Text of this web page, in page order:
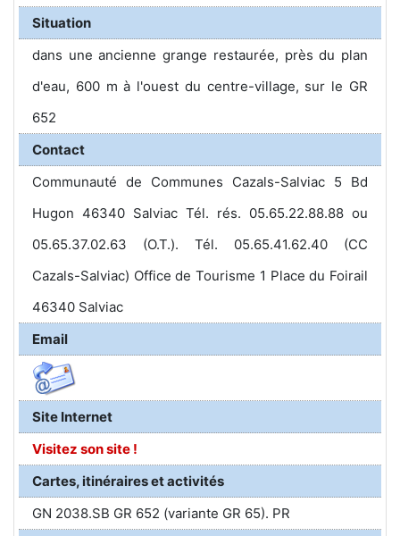
Situation
dans une ancienne grange restaurée, près du plan
d'eau, 600 m à l'ouest du centre-village, sur le GR
652
Contact
Communauté de Communes Cazals-Salviac 5 Bd
Hugon 46340 Salviac Tél. rés. 05.65.22.88.88 ou
05.65.37.02.63 (O.T.). Tél. 05.65.41.62.40 (CC
Cazals-Salviac) Office de Tourisme 1 Place du Foirail
46340 Salviac
Email
Site Internet
Visitez son site !
Cartes, itinéraires et activités
GN 2038.SB GR 652 (variante GR 65). PR